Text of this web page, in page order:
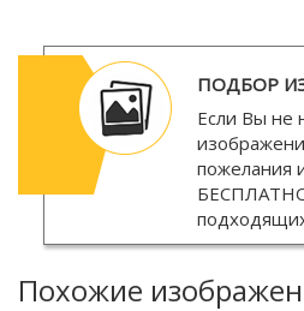
ПОДБОР
Если Вы не
пожелания
Похожие